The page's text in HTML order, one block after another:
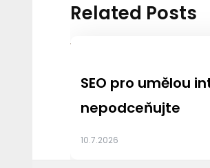
Related Posts
SEO pro umělou
nepodceňujte
10.7.2026